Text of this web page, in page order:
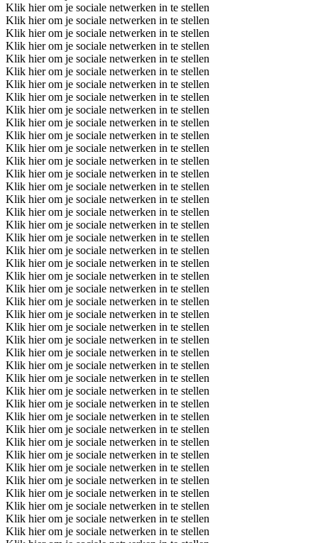
Klik hier om je sociale netwerken in te stellen
Klik hier om je sociale netwerken in te stellen
Klik hier om je sociale netwerken in te stellen
Klik hier om je sociale netwerken in te stellen
Klik hier om je sociale netwerken in te stellen
Klik hier om je sociale netwerken in te stellen
Klik hier om je sociale netwerken in te stellen
Klik hier om je sociale netwerken in te stellen
Klik hier om je sociale netwerken in te stellen
Klik hier om je sociale netwerken in te stellen
Klik hier om je sociale netwerken in te stellen
Klik hier om je sociale netwerken in te stellen
Klik hier om je sociale netwerken in te stellen
Klik hier om je sociale netwerken in te stellen
Klik hier om je sociale netwerken in te stellen
Klik hier om je sociale netwerken in te stellen
Klik hier om je sociale netwerken in te stellen
Klik hier om je sociale netwerken in te stellen
Klik hier om je sociale netwerken in te stellen
Klik hier om je sociale netwerken in te stellen
Klik hier om je sociale netwerken in te stellen
Klik hier om je sociale netwerken in te stellen
Klik hier om je sociale netwerken in te stellen
Klik hier om je sociale netwerken in te stellen
Klik hier om je sociale netwerken in te stellen
Klik hier om je sociale netwerken in te stellen
Klik hier om je sociale netwerken in te stellen
Klik hier om je sociale netwerken in te stellen
Klik hier om je sociale netwerken in te stellen
Klik hier om je sociale netwerken in te stellen
Klik hier om je sociale netwerken in te stellen
Klik hier om je sociale netwerken in te stellen
Klik hier om je sociale netwerken in te stellen
Klik hier om je sociale netwerken in te stellen
Klik hier om je sociale netwerken in te stellen
Klik hier om je sociale netwerken in te stellen
Klik hier om je sociale netwerken in te stellen
Klik hier om je sociale netwerken in te stellen
Klik hier om je sociale netwerken in te stellen
Klik hier om je sociale netwerken in te stellen
Klik hier om je sociale netwerken in te stellen
Klik hier om je sociale netwerken in te stellen